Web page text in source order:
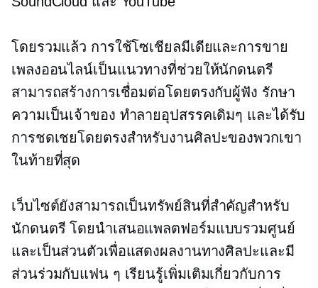
โดยรวมแล้ว การใช้โซเชียลมีเดียและการขาย
เพลงออนไลน์เป็นแนวทางที่ช่วยให้นักดนตรี
สามารถสร้างการเชื่อมต่อโดยตรงกับผู้ฟัง รักษา
ความเป็นเจ้าของ ทำลายอุปสรรคเดิมๆ และได้รับ
การชดเชยโดยตรงสำหรับงานศิลปะของพวกเขา
ในท้ายที่สุด
เว็บไซต์ยังสามารถเป็นทรัพย์สินที่สำคัญสำหรับ
นักดนตรี โดยนำเสนอแพลตฟอร์มแบบรวมศูนย์
และเป็นส่วนตัวเพื่อแสดงผลงานทางศิลปะและมี
ส่วนร่วมกับแฟน ๆ เรียนรู้เพิ่มเติมเกี่ยวกับการ